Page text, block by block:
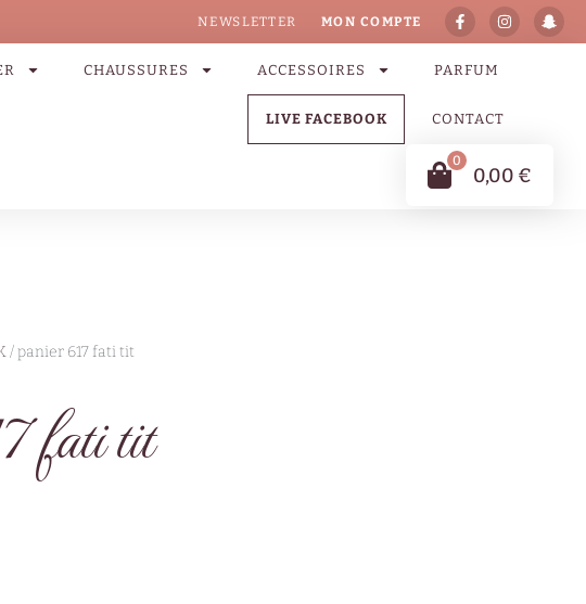
NEWSLETTER MON COMPTE
CHAUSSURES ACCESSOIRES PARFUM
LIVE FACEBOOK CONTACT
0
0,00 €
/ panier 617 fati tit
fati tit